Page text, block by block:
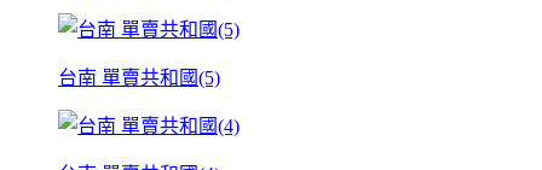
台南 單賣共和國(5)